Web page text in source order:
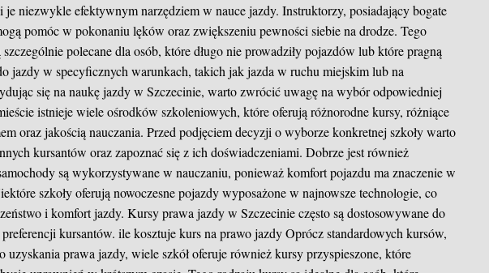
je niezwykle efektywnym narzędziem w nauce jazdy. Instruktorzy, posiadający bogate
pomóc w pokonaniu lęków oraz zwiększeniu pewności siebie na drodze. Tego
szczególnie polecane dla osób, które długo nie prowadziły pojazdów lub które pragną
jazdy w specyficznych warunkach, takich jak jazda w ruchu miejskim lub na
się na naukę jazdy w Szczecinie, warto zwrócić uwagę na wybór odpowiedniej
istnieje wiele ośrodków szkoleniowych, które oferują różnorodne kursy, różniące
oraz jakością nauczania. Przed podjęciem decyzji o wyborze konkretnej szkoły warto
kursantów oraz zapoznać się z ich doświadczeniami. Dobrze jest również
są wykorzystywane w nauczaniu, ponieważ komfort pojazdu ma znaczenie w
szkoły oferują nowoczesne pojazdy wyposażone w najnowsze technologie, co
i komfort jazdy. Kursy prawa jazdy w Szczecinie często są dostosowywane do
kursantów.ile kosztuje kurs na prawo jazdyOprócz standardowych kursów,
uzyskania prawa jazdy, wiele szkół oferuje również kursy przyspieszone, które